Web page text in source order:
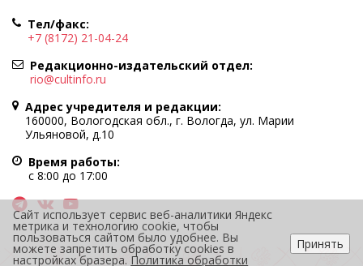
Учредитель КУ ВО «Информационно-аналитический центр
культуры»
Адрес учредителя и редакции: 160000, Вологодская обл., г.
Вологда, ул. Марии Ульяновой, д.10
Главный редактор — Легчанова Елена Григорьевна
Политика в отношении обработки персональных данных
При полном или частичном использовании информации
портала гиперссылка на cultinfo.ru обязательна.
Редакция не несет ответственности за достоверность
информации, содержащейся в рекламных объявлениях.
12+
Тел/факс:
+7 (8172) 21-04-24
Редакционно-издательский отдел:
rio@cultinfo.ru
Адрес учредителя и редакции:
160000, Вологодская обл., г. Вологда, ул. Марии
Ульяновой, д.10
Время работы:
с 8:00 до 17:00
Сайт использует сервис веб-аналитики Яндекс
метрика и технологию cookie, чтобы
пользоваться сайтом было удобнее. Вы
можете запретить обработку cookies в
настройках бразера. Политика обработки
Принять